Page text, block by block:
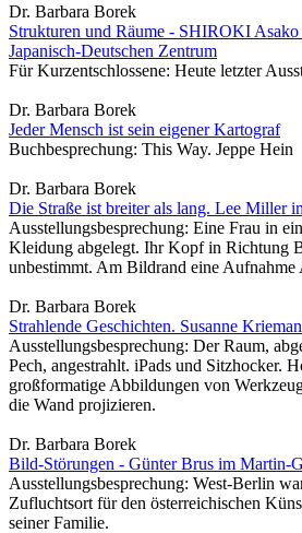
Dr. Barbara Borek
Strukturen und Räume - SHIROKI
Japanisch-Deutschen Zentrum
Für Kurzentschlossene: Heute letzter
Dr. Barbara Borek
Jeder Mensch ist sein eigener Kartograf
Buchbesprechung: This Way. Jeppe Hein
Dr. Barbara Borek
Die Straße ist breiter als lang. Lee Miller
Ausstellungsbesprechung: Eine Frau in
Kleidung abgelegt. Ihr Kopf in Richtung
unbestimmt. Am Bildrand eine
Dr. Barbara Borek
Strahlende Geschichten. Susanne
Ausstellungsbesprechung: Der Raum,
Pech, angestrahlt. iPads und Sitzhocker.
großformatige Abbildungen von
die Wand projizieren.
Dr. Barbara Borek
Bild-Störungen - Günter Brus im Martin-
Ausstellungsbesprechung: West-Berlin
Zufluchtsort für den österreichischen
seiner Familie.